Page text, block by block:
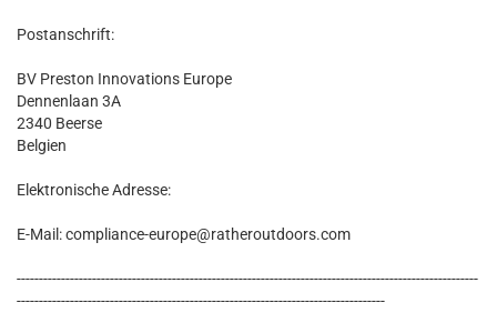
Postanschrift:
BV Preston Innovations Europe
Dennenlaan 3A
2340 Beerse
Belgien
Elektronische Adresse:
E-Mail: compliance-europe@ratheroutdoors.com
--------------------------------------------------------------------------------------------------------
-----------------------------------------------------------------------------------